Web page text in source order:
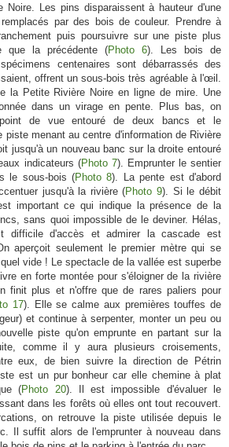
Noire. Les pins disparaissent à hauteur d'une
par des bois de couleur. Prendre à
puis poursuivre sur une piste plus
que la précédente (Photo 6). Les bois de
centenaires sont débarrassés des
offrent un sous-bois très agréable à l'œil.
la Petite Rivière Noire en ligne de mire. Une
dans un virage en pente. Plus bas, on
de vue entouré de deux bancs et le
piste menant au centre d'information de Rivière
jusqu'à un nouveau banc sur la droite entouré
indicateurs (Photo 7). Emprunter le sentier
le sous-bois (Photo 8). La pente est d'abord
jusqu'à la rivière (Photo 9). Si le débit
important ce qui indique la présence de la
sans quoi impossible de le deviner. Hélas,
d'accès et admirer la cascade est
aperçoit seulement le premier mètre qui se
vide ! Le spectacle de la vallée est superbe
en forte montée pour s'éloigner de la rivière
finit plus et n'offre que de rares paliers pour
17). Elle se calme aux premières touffes de
et continue à serpenter, monter un peu ou
piste qu'on emprunte en partant sur la
comme il y aura plusieurs croisements,
eux, de bien suivre la direction de Pétrin
est un pur bonheur car elle chemine à plat
(Photo 20). Il est impossible d'évaluer le
dans les forêts où elles ont tout recouvert.
on retrouve la piste utilisée depuis le
Il suffit alors de l'emprunter à nouveau dans